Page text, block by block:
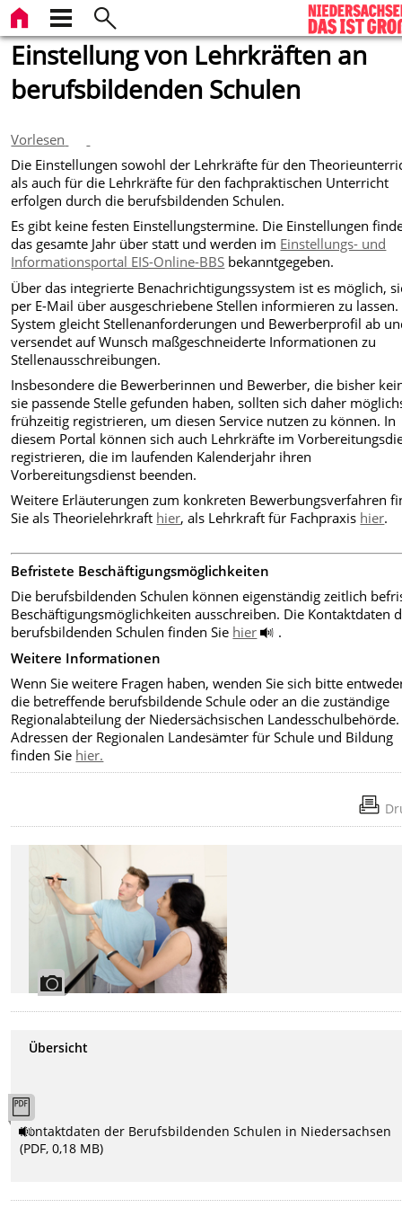
Einstellung von Lehrkräften an
berufsbildenden Schulen
Vorlesen
Die Einstellungen sowohl der Lehrkräfte für den
als auch für die Lehrkräfte für den fachpraktischen Unterricht
erfolgen durch die berufsbildenden Schulen.
Es gibt keine festen Einstellungstermine. Die Einstellungen
das gesamte Jahr über statt und werden im Einstellungs- und
Informationsportal EIS-Online-BBS bekanntgegeben.
Über das integrierte Benachrichtigungssystem ist es möglich,
per E-Mail über ausgeschriebene Stellen informieren zu lassen.
System gleicht Stellenanforderungen und Bewerberprofil ab
versendet auf Wunsch maßgeschneiderte Informationen zu
Stellenausschreibungen.
Insbesondere die Bewerberinnen und Bewerber, die bisher
sie passende Stelle gefunden haben, sollten sich daher
frühzeitig registrieren, um diesen Service nutzen zu können. In
diesem Portal können sich auch Lehrkräfte im
registrieren, die im laufenden Kalenderjahr ihren
Vorbereitungsdienst beenden.
Weitere Erläuterungen zum konkreten Bewerbungsverfahren
Sie als Theorielehrkraft hier, als Lehrkraft für Fachpraxis hier.
Befristete Beschäftigungsmöglichkeiten
Die berufsbildenden Schulen können eigenständig zeitlich
Beschäftigungsmöglichkeiten ausschreiben. Die Kontaktdaten
berufsbildenden Schulen finden Sie hier
.
Weitere Informationen
Wenn Sie weitere Fragen haben, wenden Sie sich bitte
die betreffende berufsbildende Schule oder an die zuständige
Regionalabteilung der Niedersächsischen
Adressen der Regionalen Landesämter für Schule und Bildung
finden Sie hier.
Übersicht
Kontaktdaten der Berufsbildenden Schulen in Niedersachsen
(PDF, 0,18 MB)